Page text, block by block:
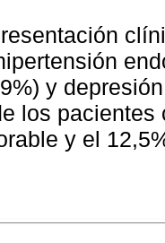
y
los
y el